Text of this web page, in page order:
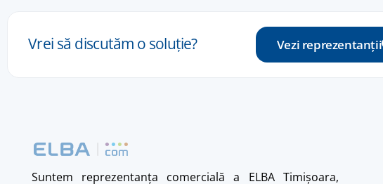
Vrei să discutăm o soluție? Vezi reprezentanții
Suntem reprezentanța comercială a ELBA Timișoara,